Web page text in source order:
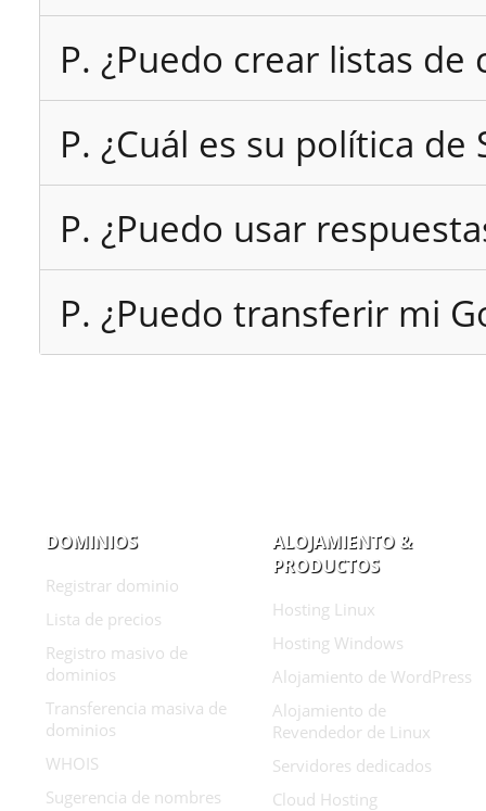
P. ¿Puedo crear listas de
P. ¿Cuál es su política de
P. ¿Puedo usar
P. ¿Puedo transferir mi
DOMINIOS
Registrar dominio
Lista de precios
Registro masivo de
dominios
Transferencia masiva de
dominios
WHOIS
Sugerencia de nombres
ALOJAMIENTO &
PRODUCTOS
Hosting Linux
Hosting Windows
Alojamiento de WordPress
Alojamiento de
Revendedor de Linux
Servidores dedicados
Cloud Hosting